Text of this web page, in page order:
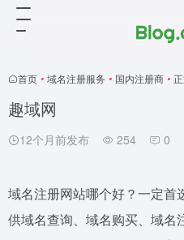
首页 • 域名注册服务 • 国内注册商 •
趣域网
12个月前发布 254 0
域名注册网站哪个好？一定首
供域名查询、域名购买、域名